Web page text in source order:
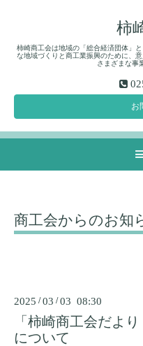
柿
柿崎商工会は地域の「総合経済団体」
な地域づくりと商工業振興のために、
さまざまな事
お
商工会からのお知
2025 /03 /03 08:30
「柿崎商工会だよ
について